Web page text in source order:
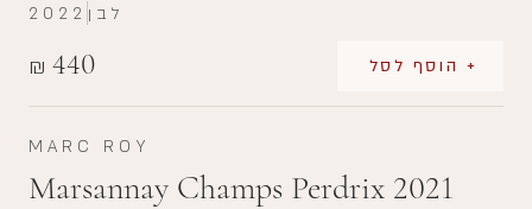
₪ 440 + הוסף לסל
2022 לבן
MARC ROY
Marsannay Champs Perdrix 2021